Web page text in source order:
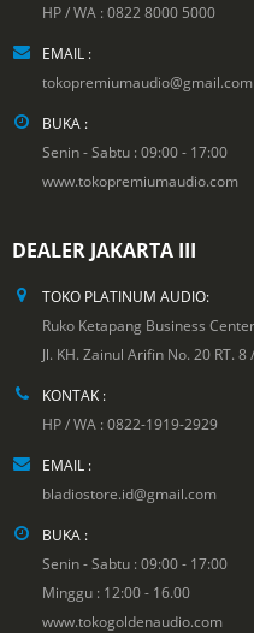
HP / WA : 0822 8000 5000
EMAIL :
tokopremiumaudio@gmail.com
BUKA :
Senin - Sabtu : 09:00 - 17:00
www.tokopremiumaudio.com
DEALER JAKARTA III
TOKO PLATINUM AUDIO:
Ruko Ketapang Business
Jl. KH. Zainul Arifin No. 20 RT. 8
KONTAK :
HP / WA : 0822-1919-2929
EMAIL :
bladiostore.id@gmail.com
BUKA :
Senin - Sabtu : 09:00 - 17:00
Minggu : 12:00 - 16.00
www.tokogoldenaudio.com